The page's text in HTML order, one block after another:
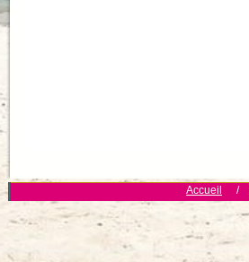
Accueil /